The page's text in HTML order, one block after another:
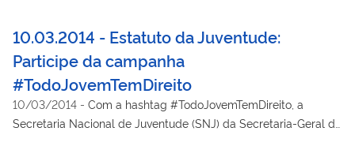
10.03.2014 - Estatuto da Juventude:
Participe da campanha
#TodoJovemTemDireito
10/03/2014 - Com a hashtag #TodoJovemTemDireito, a
Secretaria Nacional de Juventude (SNJ) da Secretaria-Geral da